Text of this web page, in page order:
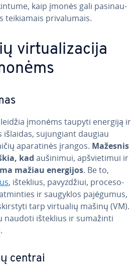
kaip įmonės gali pa­si­nau­
tei­kia­mais pri­va­lu­mais.
vir­tu­ali­za­ci­ja
įmonėms taupyti energiją ir
išlaidas, su­jun­giant daugiau
apa­ra­ti­nės įrangos. Mažesnis
kad aušinimui, ap­švie­ti­mui ir
mažiau energijos. Be to,
, išteklius, pa­vyz­džiui, pro­ce­so­
ir saugyklos pajėgumus,
tarp virtualių mašinų (VM).
naudoti išteklius ir sumažinti
centrai